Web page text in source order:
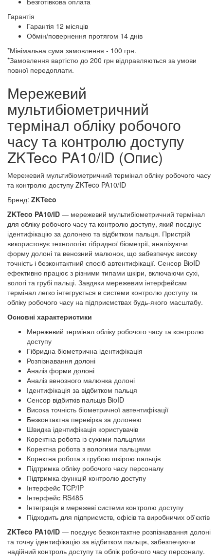
Гарантія
Гарантія 12 місяців
Обмін/повернення протягом 14 днів
*Мінімальна сума замовлення - 100 грн.
*Замовлення вартістю до 200 грн відправляються за умови
повної передоплати.
Мережевий
мультибіометричний
термінал обліку робочого
часу та контролю доступу
ZKTeco PA10/ID (Опис)
Мережевий мультибіометричний термінал обліку робочого часу
та контролю доступу ZKTeco PA10/ID
Бренд: ZKTeco
ZKTeco PA10/ID — мережевий мультибіометричний термінал
для обліку робочого часу та контролю доступу, який поєднує
ідентифікацію за долонею та відбитком пальця. Пристрій
використовує технологію гібридної біометрії, аналізуючи
форму долоні та венозний малюнок, що забезпечує високу
точність і безконтактний спосіб автентифікації. Сенсор BioID
ефективно працює з різними типами шкіри, включаючи сухі,
вологі та грубі пальці. Завдяки мережевим інтерфейсам
термінал легко інтегрується в системи контролю доступу та
обліку робочого часу на підприємствах будь-якого масштабу.
Основні характеристики
Мережевий термінал обліку робочого часу та контролю
доступу
Гібридна біометрична ідентифікація
Розпізнавання долоні
Аналіз форми долоні
Аналіз венозного малюнка долоні
Ідентифікація за відбитком пальця
Сенсор відбитків пальців BioID
Висока точність біометричної автентифікації
Безконтактна перевірка за долонею
Швидка ідентифікація користувачів
Коректна робота із сухими пальцями
Коректна робота з вологими пальцями
Коректна робота з грубою шкірою пальців
Підтримка обліку робочого часу персоналу
Підтримка функцій контролю доступу
Інтерфейс TCP/IP
Інтерфейс RS485
Інтеграція в мережеві системи контролю доступу
Підходить для підприємств, офісів та виробничих об'єктів
ZKTeco PA10/ID — поєднує безконтактне розпізнавання долоні
та точну ідентифікацію за відбитком пальця, забезпечуючи
надійний контроль доступу та облік робочого часу персоналу.